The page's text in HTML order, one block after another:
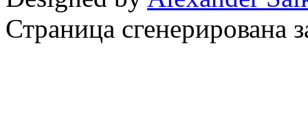
Страница сгенерирована